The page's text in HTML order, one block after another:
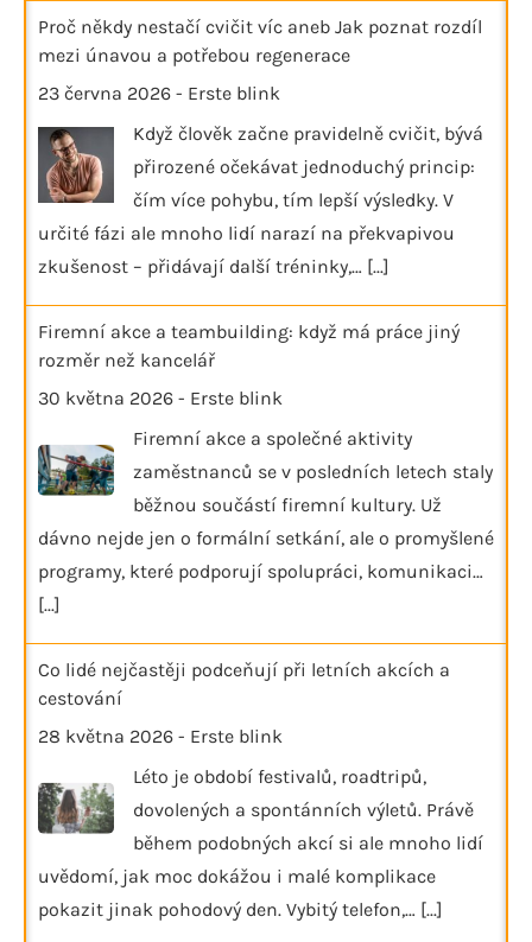
Proč někdy nestačí cvičit víc aneb Jak poznat rozdíl
mezi únavou a potřebou regenerace
23 června 2026 - Erste blink
Když člověk začne pravidelně cvičit, bývá
přirozené očekávat jednoduchý princip:
čím více pohybu, tím lepší výsledky. V
určité fázi ale mnoho lidí narazí na překvapivou
zkušenost – přidávají další tréninky,… [...]
Firemní akce a teambuilding: když má práce jiný
rozměr než kancelář
30 května 2026 - Erste blink
Firemní akce a společné aktivity
zaměstnanců se v posledních letech staly
běžnou součástí firemní kultury. Už
dávno nejde jen o formální setkání, ale o promyšlené
programy, které podporují spolupráci, komunikaci…
[...]
Co lidé nejčastěji podceňují při letních akcích a
cestování
28 května 2026 - Erste blink
Léto je období festivalů, roadtripů,
dovolených a spontánních výletů. Právě
během podobných akcí si ale mnoho lidí
uvědomí, jak moc dokážou i malé komplikace
pokazit jinak pohodový den. Vybitý telefon,… [...]